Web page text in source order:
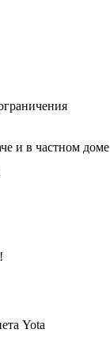
и в частном доме
Yota